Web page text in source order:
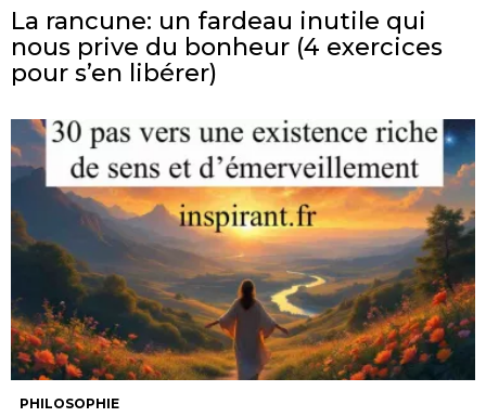
La rancune: un fardeau inutile qui
nous prive du bonheur (4 exercices
pour s’en libérer)
PHILOSOPHIE